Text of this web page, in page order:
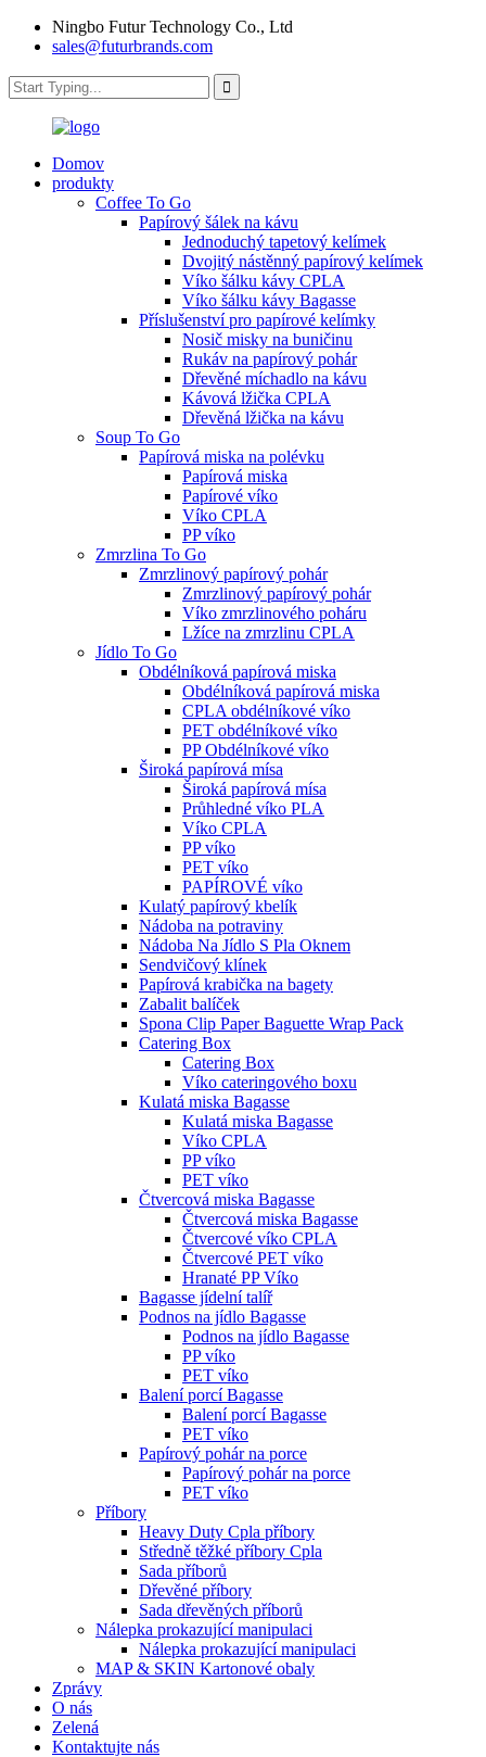
Ningbo Futur Technology Co., Ltd
sales@futurbrands.com
Domov
produkty
Coffee To Go
Papírový šálek na kávu
Jednoduchý tapetový kelímek
Dvojitý nástěnný papírový kelímek
Víko šálku kávy CPLA
Víko šálku kávy Bagasse
Příslušenství pro papírové kelímky
Nosič misky na buničinu
Rukáv na papírový pohár
Dřevěné míchadlo na kávu
Kávová lžička CPLA
Dřevěná lžička na kávu
Soup To Go
Papírová miska na polévku
Papírová miska
Papírové víko
Víko CPLA
PP víko
Zmrzlina To Go
Zmrzlinový papírový pohár
Zmrzlinový papírový pohár
Víko zmrzlinového poháru
Lžíce na zmrzlinu CPLA
Jídlo To Go
Obdélníková papírová miska
Obdélníková papírová miska
CPLA obdélníkové víko
PET obdélníkové víko
PP Obdélníkové víko
Široká papírová mísa
Široká papírová mísa
Průhledné víko PLA
Víko CPLA
PP víko
PET víko
PAPÍROVÉ víko
Kulatý papírový kbelík
Nádoba na potraviny
Nádoba Na Jídlo S Pla Oknem
Sendvičový klínek
Papírová krabička na bagety
Zabalit balíček
Spona Clip Paper Baguette Wrap Pack
Catering Box
Catering Box
Víko cateringového boxu
Kulatá miska Bagasse
Kulatá miska Bagasse
Víko CPLA
PP víko
PET víko
Čtvercová miska Bagasse
Čtvercová miska Bagasse
Čtvercové víko CPLA
Čtvercové PET víko
Hranaté PP Víko
Bagasse jídelní talíř
Podnos na jídlo Bagasse
Podnos na jídlo Bagasse
PP víko
PET víko
Balení porcí Bagasse
Balení porcí Bagasse
PET víko
Papírový pohár na porce
Papírový pohár na porce
PET víko
Příbory
Heavy Duty Cpla příbory
Středně těžké příbory Cpla
Sada příborů
Dřevěné příbory
Sada dřevěných příborů
Nálepka prokazující manipulaci
Nálepka prokazující manipulaci
MAP & SKIN Kartonové obaly
Zprávy
O nás
Zelená
Kontaktujte nás